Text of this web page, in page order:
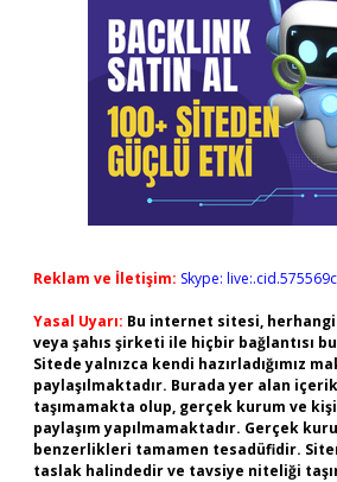
Reklam ve İletişim: Skype:
Yasal Uyarı: Bu internet sitesi,
veya şahıs şirketi ile hiçbir bağlantısı
Sitede yalnızca kendi hazırladığımız
paylaşılmaktadır. Burada yer alan
taşımamakta olup, gerçek kurum ve
paylaşım yapılmamaktadır. Gerçek
benzerlikleri tamamen tesadüfidir.
taslak halindedir ve tavsiye niteliği